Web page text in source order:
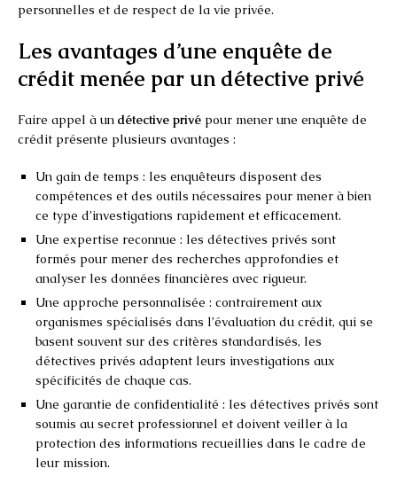
personnelles et de respect de la vie privée.
Les avantages d’une enquête de
crédit menée par un détective privé
Faire appel à un détective privé pour mener une enquête de
crédit présente plusieurs avantages :
Un gain de temps : les enquêteurs disposent des
compétences et des outils nécessaires pour mener à bien
ce type d’investigations rapidement et efficacement.
Une expertise reconnue : les détectives privés sont
formés pour mener des recherches approfondies et
analyser les données financières avec rigueur.
Une approche personnalisée : contrairement aux
organismes spécialisés dans l’évaluation du crédit, qui se
basent souvent sur des critères standardisés, les
détectives privés adaptent leurs investigations aux
spécificités de chaque cas.
Une garantie de confidentialité : les détectives privés sont
soumis au secret professionnel et doivent veiller à la
protection des informations recueillies dans le cadre de
leur mission.